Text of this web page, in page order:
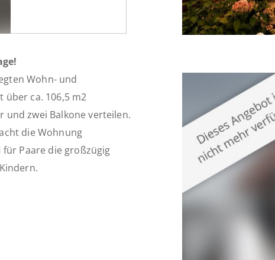
Wohn- und
über ca. 106,5 m2
und zwei Balkone verteilen.
die Wohnung
Paare die großzügig